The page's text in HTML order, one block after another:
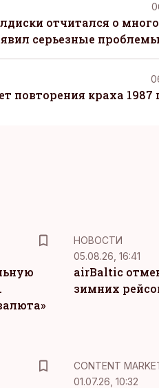
отчитался о
серьезные проблемы
повторения краха 1987
НОВОСТИ
05.08.26, 16:41
airBaltic
зимних
KM
CONTENT
01.07.26, 10:32